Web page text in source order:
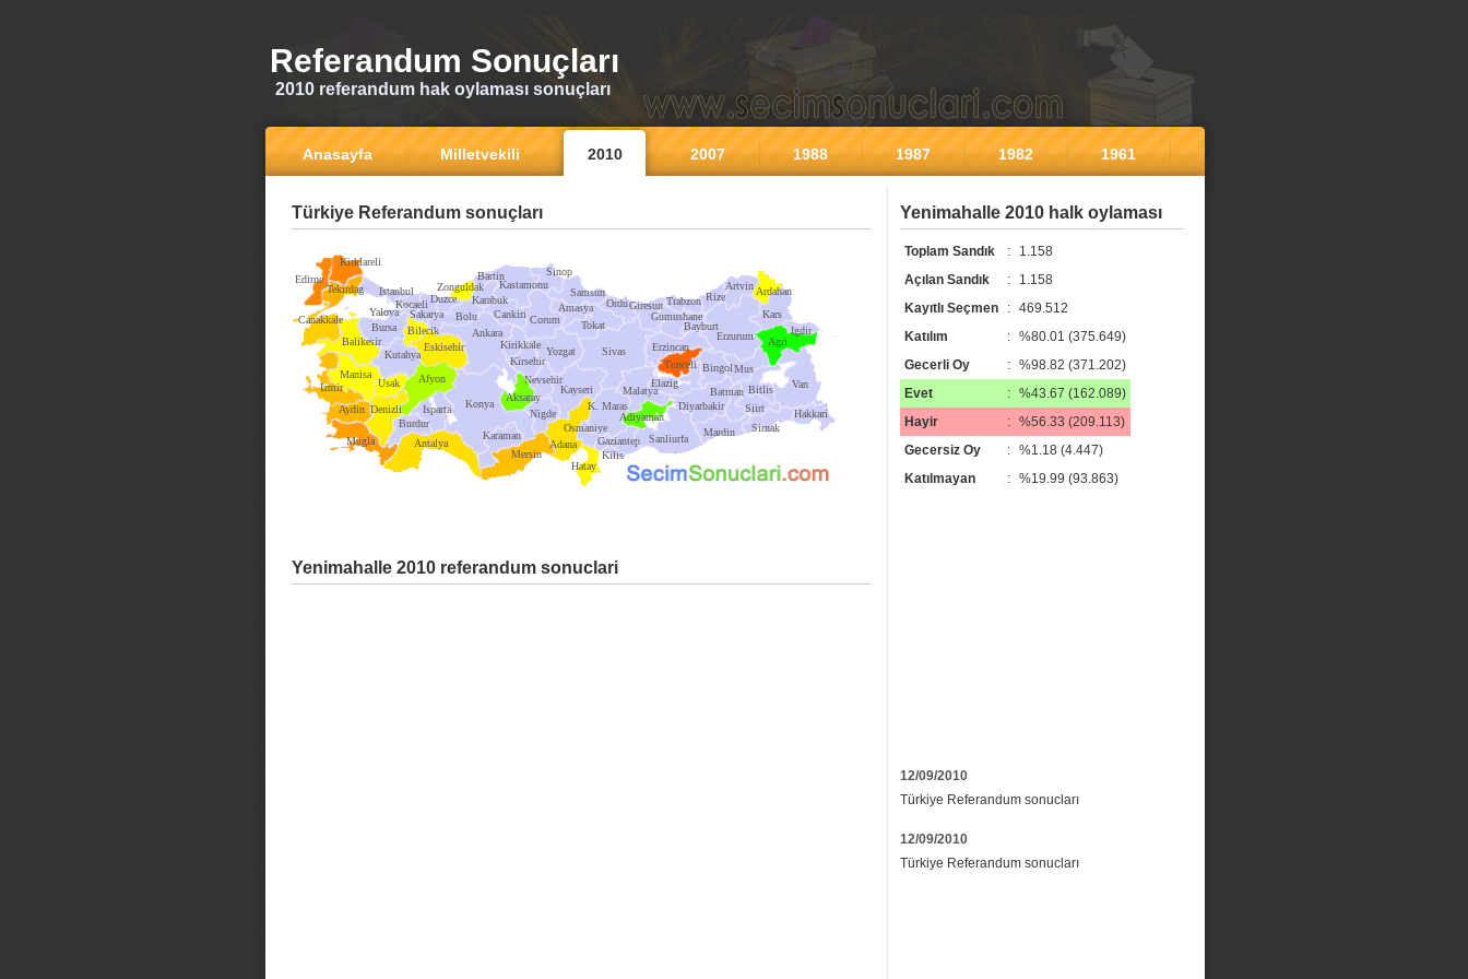
Referandum Sonuçları
2010 referandum hak oylaması sonuçları
Anasayfa Milletvekili 2010 2007 1988 1987 1982 1961
Türkiye Referandum sonuçları
Ankara
Kirklareli
Edirne
Tekirdag
Canakkale
Balikesir
Bursa
Istanbul
Kocaeli
Sakarya
Zonguldak
Bolu
Bilecik
Eskisehir
Kutahya
Manisa
Izmir
Aydin
Mugla
Denizli
Burdur
Usak Afyon
Isparta
Antalya
Konya
Mersin
Kirsehir
Cankiri
Kastamonu
Sinop
Corum
Yozgat
Nevsehir
Nigde
Adana
Hatay
K. Maras
Kayseri
Sivas
Tokat
Amasya
Samsun
OrduGiresun
Erzincan
Malatya
Gaziantep Sanliurfa
Adiyaman
Gumushane
Trabzon Rize
Erzurum
Artvin
Kars
Agri
Tunceli
Elazig
Diyarbakir
Mardin
Siirt
Bitlis
BingolMus
Van
Hakkari
Kirikkale
Bayburt
Karaman
Aksaray
Kilis
Ardahan
Duzce Karabuk
Bartin
Osmaniye
Igdir
Batman
Sirnak
Yalova
Yenimahalle 2010 referandum sonuclari
Yenimahalle 2010 halk oylaması
Toplam Sandık :
1.158
Açılan Sandık
:
1.158
Kayıtlı Seçmen
: 469.512
Katılım
: %80.01 (375.649)
Gecerli Oy
: %98.82 (371.202)
Evet
: %43.67 (162.089)
Hayir
: %56.33 (209.113)
Gecersiz Oy
: %1.18 (4.447)
Katılmayan
: %19.99 (93.863)
12/09/2010
Türkiye Referandum sonucları
12/09/2010
Türkiye Referandum sonucları